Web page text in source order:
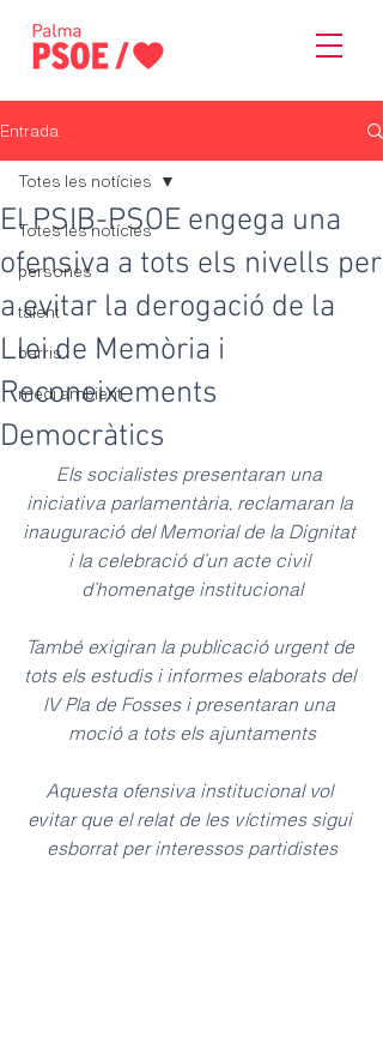
Entrada
Totes les notícies
persones
talent
barris
medi ambient
Totes les notícies
El PSIB-PSOE engega una
ofensiva a tots els nivells per
a evitar la derogació de la
Llei de Memòria i
Reconeixements
Democràtics
Els socialistes presentaran una
iniciativa parlamentària, reclamaran la
inauguració del Memorial de la Dignitat
i la celebració d’un acte civil
d’homenatge institucional
També exigiran la publicació urgent de
tots els estudis i informes elaborats del
IV Pla de Fosses i presentaran una
moció a tots els ajuntaments
Aquesta ofensiva institucional vol
evitar que el relat de les víctimes sigui
esborrat per interessos partidistes